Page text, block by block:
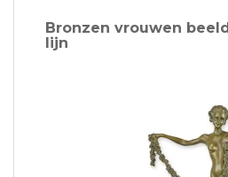
Bronzen vrouwen
lijn